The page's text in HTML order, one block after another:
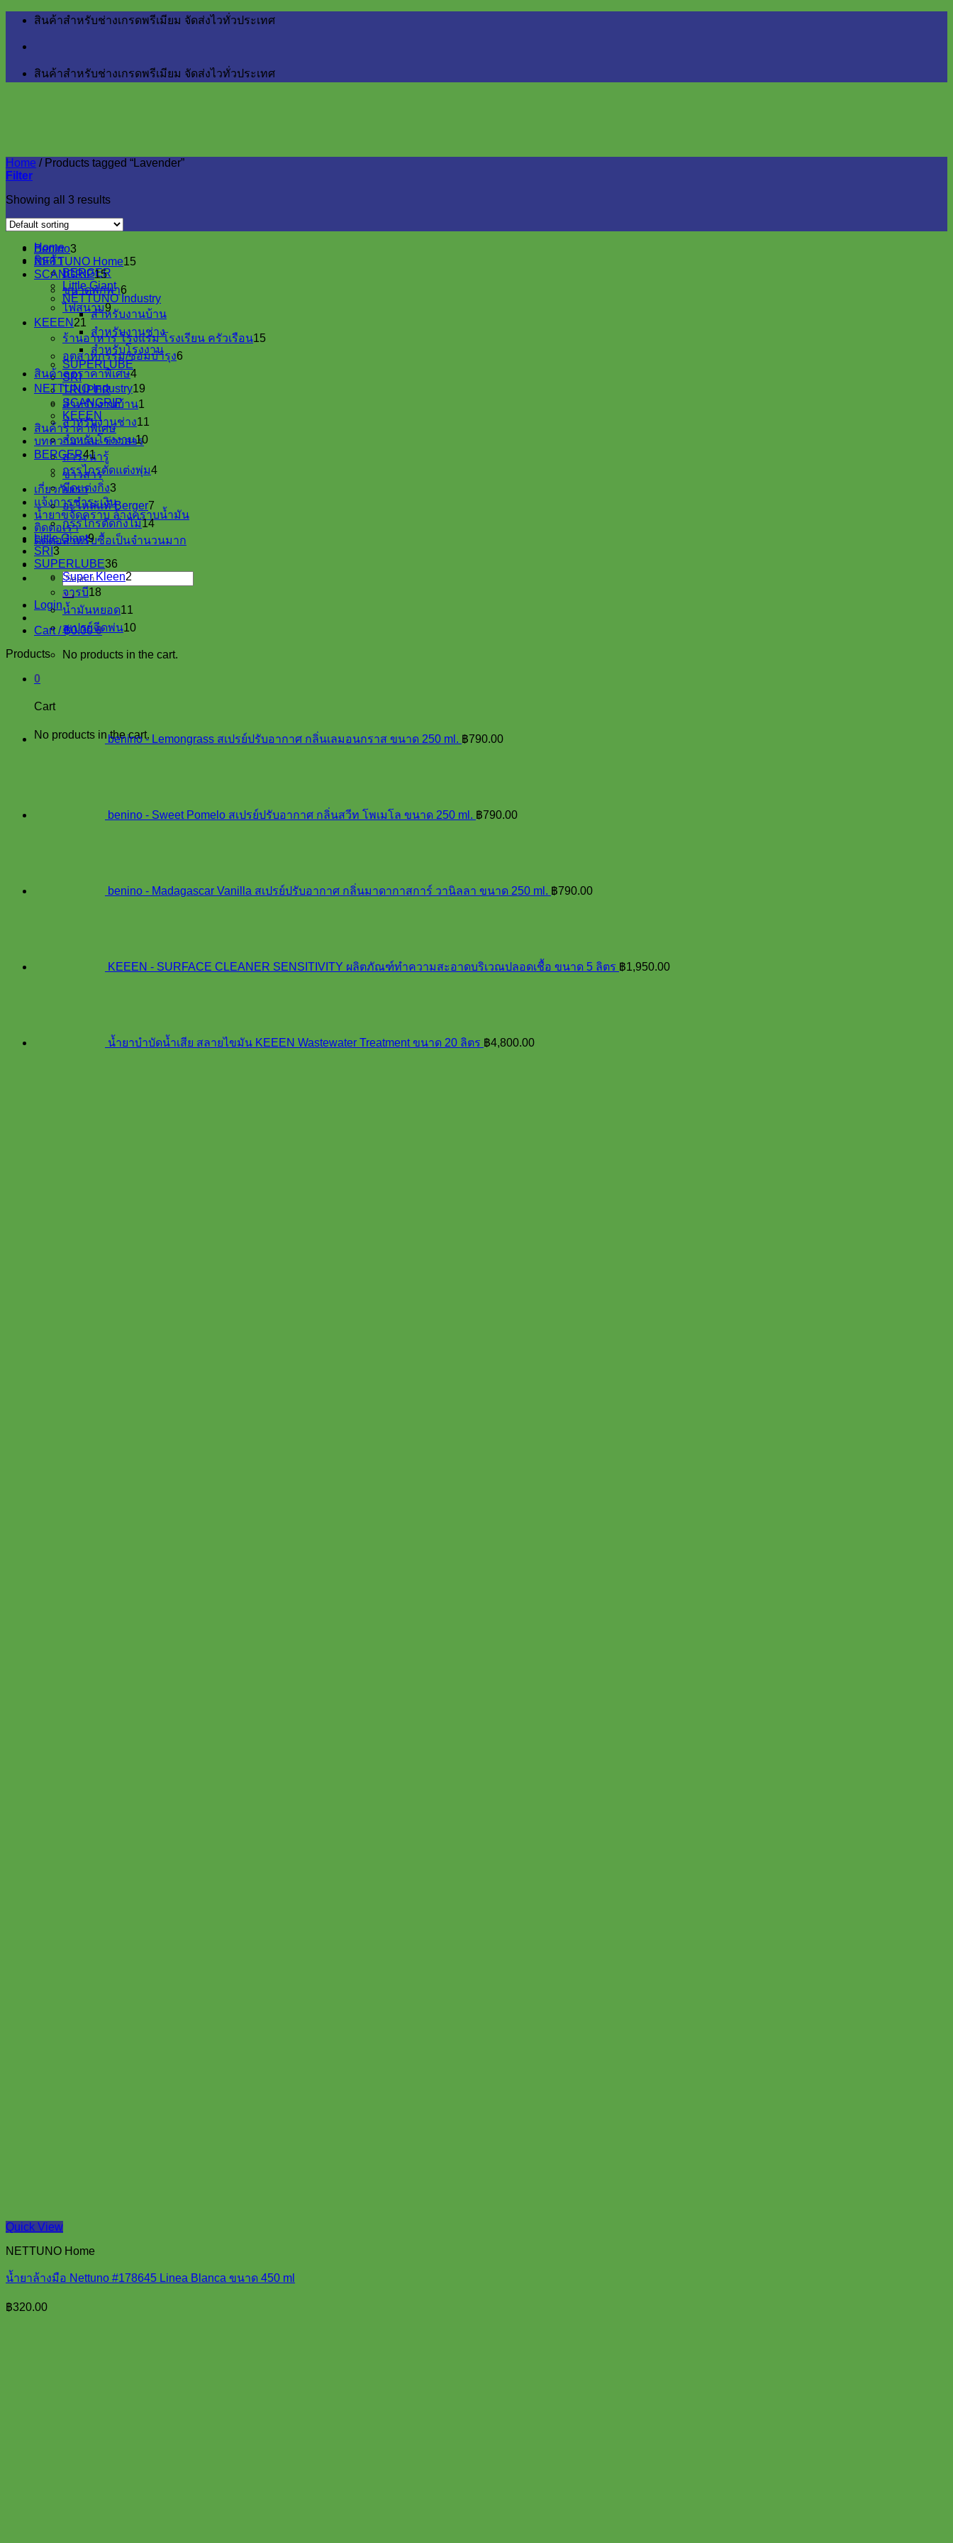
Skip
สินค้าสำหรับช่างเกรดพรีเมียม จัดส่งไวทั่วประเทศ
สินค้าสำหรับช่างเกรดพรีเมียม จัดส่งไวทั่วประเทศ
Home
สินค้า
BERGER
Little Giant
NETTUNO Industry
สำหรับงานบ้าน
สำหรับงานช่าง
สำหรับโรงงาน
SUPERLUBE
SRI
TRUPER
SCANGRIP
KEEEN
สินค้าราคาพิเศษ
บทความ และ ข่าวสาร
สาระน่ารู้
ข่าวสาร
เกี่ยวกับเรา
แจ้งการชำระเงิน
น้ำยาขจัดคราบ ล้างคราบน้ำมัน
ติดต่อเรา
ติดต่อสำหรับซื้อเป็นจำนวนมาก
Search
for:
Login
Cart /฿0.00 0
No products in the cart.
0
Cart
No products in the cart.
Home /Products tagged “Lavender”
Filter
Showing all 3 results
Benino33
products
NETTUNO Home1515
SCANGRIP1515
products
ขนาดพกพา6
products
ไฟสนาม99
products
KEEEN 21 21
products
ร้านอาหาร โรงแรม โรงเรียน ครัวเรือน15
อุตสาหกรรม/ซ่อมบำรุง6
สินค้าลดราคาพิเศษ4
products
NETTUNO Industry19
สำหรับงานบ้าน1
สำหรับงานช่าง11
สำหรับโรงงาน1010
BERGER4141
products
กรรไกรตัดแต่งพุ่ม4
มีดแต่งกิ่ง3
อะไหล่แท้ Berger7
products
กรรไกรตัดกิ่งไม้1414
Little Giant99
SRI 33
products
SUPERLUBE3636
products
Super Kleen22
products
จารบี1818
น้ำมันหยอด11
สเปรย์ฉีดพ่น1010
Products
benino - Lemongrass สเปรย์ปรับอากาศ กลิ่นเลมอนกราส ขนาด 250 ml. ฿790.00
benino - Sweet Pomelo สเปรย์ปรับอากาศ กลิ่นสวีท โพเมโล ขนาด 250 ml. ฿790.00
benino - Madagascar Vanilla สเปรย์ปรับอากาศ กลิ่นมาดากาสการ์ วานิลลา ขนาด 250 ml. ฿790.00
KEEEN - SURFACE CLEANER SENSITIVITY ผลิตภัณฑ์ทำความสะอาดบริเวณปลอดเชื้อ ขนาด 5 ลิตร ฿1,950.00
น้ำยาบำบัดน้ำเสีย สลายไขมัน KEEEN Wastewater Treatment ขนาด 20 ลิตร ฿4,800.00
Quick View
NETTUNO Home
น้ำยาล้างมือ Nettuno #178645 Linea Blanca ขนาด 450 ml
฿320.00